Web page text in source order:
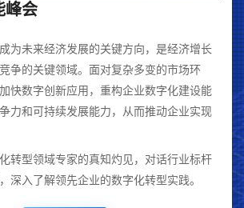
峰会
为未来经济发展的关键方向，是经济增长
争的关键领域。面对复杂多变的市场环
快数字创新应用，重构企业数字化建设能
力和可持续发展能力，从而推动企业实现
转型领域专家的真知灼见，对话行业标杆
深入了解领先企业的数字化转型实践。